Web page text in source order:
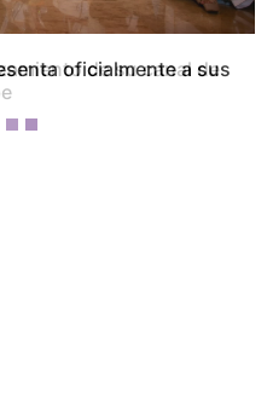
oficialmente a sus